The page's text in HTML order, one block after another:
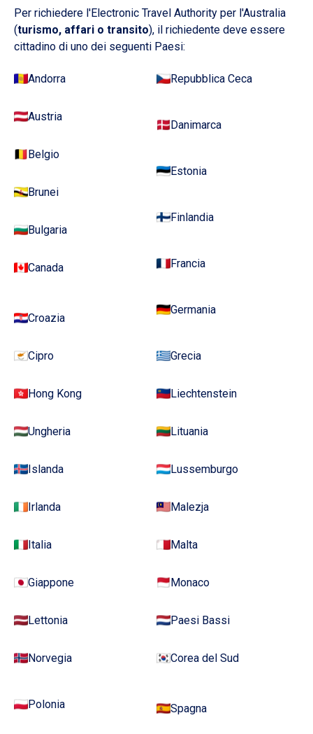
Per richiedere l'Electronic Travel Authority per l'Australia
(turismo, affari o transito), il richiedente deve essere
cittadino di uno dei seguenti Paesi:
Andorra
Austria
Belgio
Brunei
Bulgaria
Canada
Croazia
Cipro
Repubblica Ceca
Danimarca
Estonia
Finlandia
Francia
Germania
Grecia
Hong Kong
Ungheria
Islanda
Irlanda
Italia
Giappone
Lettonia
Liechtenstein
Lituania
Lussemburgo
Malezja
Malta
Monaco
Paesi Bassi
Norvegia
Polonia
Corea del Sud
Spagna